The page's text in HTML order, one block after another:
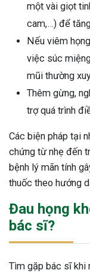
một vài giọt
cam,…) để
Nếu viêm
việc súc
mũi thường
Thêm gừng,
trợ quá trình
Các biện pháp tại
chứng từ nhẹ đến
bệnh lý mãn tính
thuốc theo hướng
Đau họng
bác sĩ?
Tìm gặp bác sĩ khi